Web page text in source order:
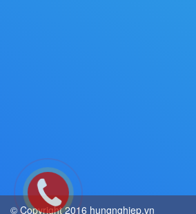
© Copyright 2016 hungnghiep.vn